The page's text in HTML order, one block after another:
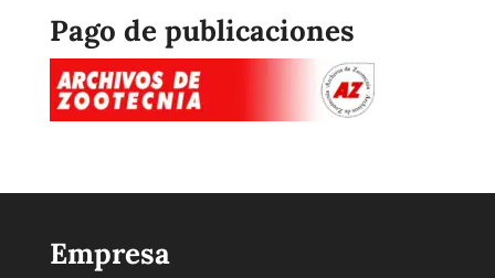
Pago de publicaciones
Empresa